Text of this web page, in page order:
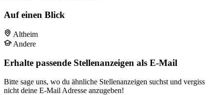
Auf einen Blick
Altheim
Andere
Erhalte passende Stellenanzeigen als E-Mail
Bitte sage uns, wo du ähnliche Stellenanzeigen suchst und vergiss
nicht deine E-Mail Adresse anzugeben!